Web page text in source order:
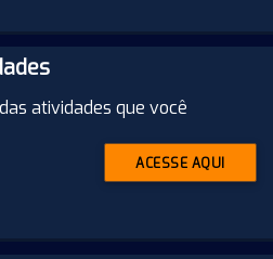
atividades que você
ACESSE AQUI